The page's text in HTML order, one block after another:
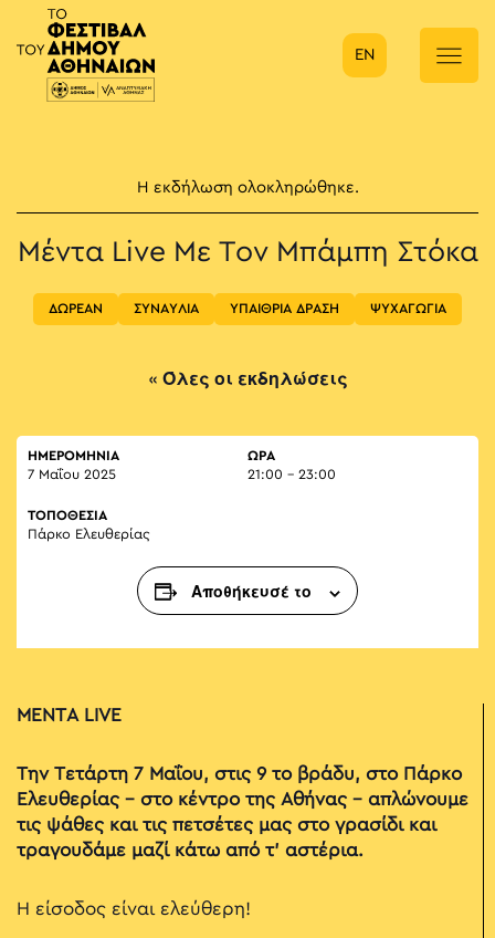
Κύρια πλοήγηση
EN
Η εκδήλωση ολοκληρώθηκε.
Μέντα Live Με Τον Μπάμπη Στόκα
ΔΩΡΕΑΝ ΣΥΝΑΥΛΙΑ ΥΠΑΙΘΡΙΑ ΔΡΑΣΗ ΨΥΧΑΓΩΓΙΑ
« Όλες οι εκδηλώσεις
ΗΜΕΡΟΜΗΝΙΑ
7 Μαΐου 2025
ΏΡΑ
21:00 - 23:00
ΤΟΠΟΘΕΣΙΑ
Πάρκο Ελευθερίας
Αποθήκευσέ το
ΜΕΝΤΑ LIVE
Την Τετάρτη 7 Μαΐου, στις 9 το βράδυ, στο Πάρκο
Ελευθερίας – στο κέντρο της Αθήνας – απλώνουμε
τις ψάθες και τις πετσέτες μας στο γρασίδι και
τραγουδάμε μαζί κάτω από τ’ αστέρια.
Η είσοδος είναι ελεύθερη!